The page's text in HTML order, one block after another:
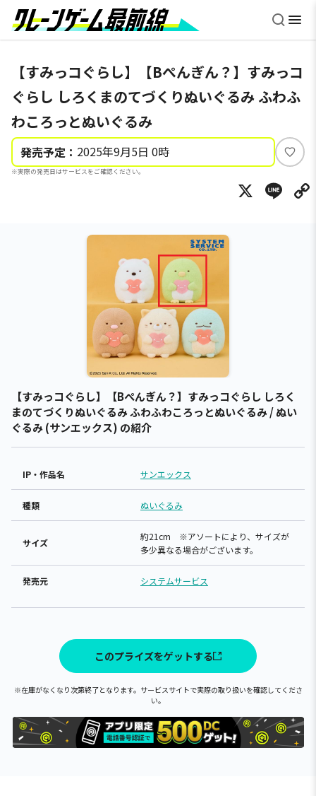
【すみっコぐらし】【Bぺんぎん？】すみっコ
ぐらし しろくまのてづくりぬいぐるみ ふわふ
わころっとぬいぐるみ
発売予定： 2025年9月5日 0時
※実際の発売日はサービスをご確認ください。
い
ね
X
【すみっコぐらし】【Bぺんぎん？】すみっコぐらし しろく
まのてづくりぬいぐるみ ふわふわころっとぬいぐるみ / ぬい
ぐるみ (サンエックス) の紹介
IP・作品名 サンエックス
種類 ぬいぐるみ
サイズ
約21cm ※アソートにより、サイズが
多少異なる場合がございます。
発売元 システムサービス
このプライズをゲットする
※在庫がなくなり次第終了となります。サービスサイトで実際の取り扱いを確認してくださ
い。